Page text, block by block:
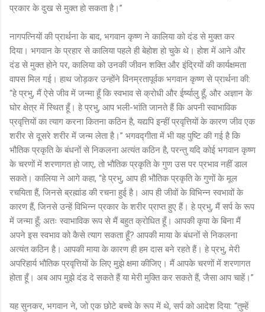
प्रकार के दुख से मुक्त हो सकता है।”
नागपत्नियों की प्रार्थना के बाद, भगवान कृष्ण ने कालिया को दंड से मुक्त कर
दिया। भगवान के प्रहार से कालिया पहले ही बेहोश हो चुके थे। होश में आने और
दंड से मुक्त होने पर, कालिया को उनकी जीवन शक्ति और इंद्रियों की कार्यक्षमता
वापस मिल गई। हाथ जोड़कर उन्होंने विनम्रतापूर्वक भगवान कृष्ण से प्रार्थना की:
“हे प्रभु, मैं ऐसे जीव में जन्मा हूँ कि स्वभाव से क्रोधी और ईर्ष्यालु हूँ, और अज्ञान के
घोर क्षेत्र में स्थित हूँ। हे प्रभु, आप भली-भांति जानते हैं कि अपनी स्वाभाविक
प्रवृत्तियों का त्याग करना कितना कठिन है, यद्यपि इन्हीं प्रवृत्तियों के कारण जीव एक
शरीर से दूसरे शरीर में जन्म लेता है।” भगवद्गीता में भी यह पुष्टि की गई है कि
भौतिक प्रकृति के बंधनों से निकलना अत्यंत कठिन है, परन्तु यदि कोई भगवान कृष्ण
के चरणों में शरणागत हो जाए, तो भौतिक प्रकृति के गुण उस पर प्रभाव नहीं डाल
सकते। कालिया ने आगे कहा, “हे प्रभु, आप ही भौतिक प्रकृति के गुणों के मूल
रचयिता हैं, जिनसे ब्रह्मांड की रचना हुई है। आप ही जीवों के विभिन्न स्वभावों के
कारण हैं, जिनसे उन्हें विभिन्न प्रकार के शरीर प्राप्त हुए हैं। हे प्रभु, मैं सर्प के रूप
में जन्मा हूँ; अतः स्वाभाविक रूप से मैं बहुत क्रोधित हूँ। आपकी कृपा के बिना मैं
अपने इस स्वभाव को कैसे त्याग सकता हूँ? आपकी माया के बंधनों से निकलना
अत्यंत कठिन है। आपकी माया के कारण ही हम दास बने रहते हैं। हे प्रभु, मेरी
अपरिहार्य भौतिक प्रवृत्तियों के लिए मुझे क्षमा कीजिए। मैं आपके चरणों में शरणागत
होता हूँ। अब आप मुझे दंड दे सकते हैं या मेरी मुक्ति कर सकते हैं, जैसा आप चाहें।”
यह सुनकर, भगवान ने, जो एक छोटे बच्चे के रूप में थे, सर्प को आदेश दिया: “तुम्हें